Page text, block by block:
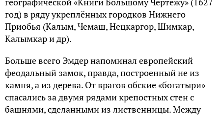
год) в ряду укреплённых городков Нижнего
Приобья (Калым, Чемаш, Нецкаргор, Шимкар,
Калымкар и др).
Больше всего Эмдер напоминал европейский
феодальный замок, правда, построенный не из
камня, а из дерева. От врагов обские «богатыри»
спасались за двумя рядами крепостных стен с
башнями, сделанными из лиственницы. Между